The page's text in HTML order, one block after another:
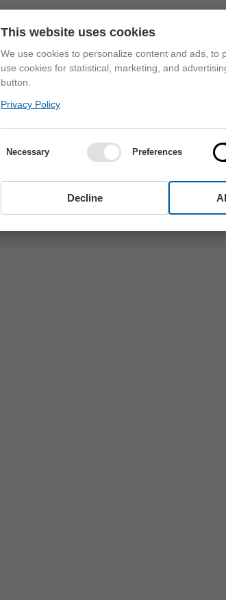
This website uses cookies
We use cookies to personalize content and ads, to
use cookies for statistical, marketing, and
button.
Privacy Policy
Necessary Preferences
Decline